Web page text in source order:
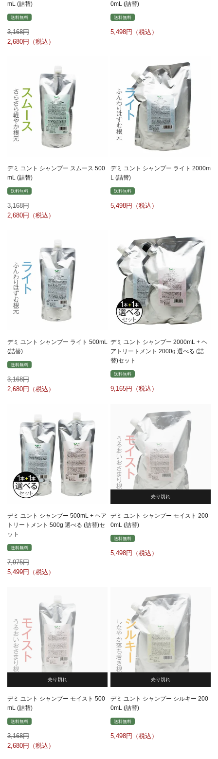
mL (詰替)
送料無料
3,168
2,680
0mL (詰替)
送料無料
5,498
デミ ユント シャンプー スムース 500
mL (詰替)
送料無料
3,168
2,680
デミ ユント シャンプー ライト 2000m
L (詰替)
送料無料
5,498
デミ ユント シャンプー ライト 500mL
(詰替)
送料無料
3,168
2,680
デミ ユント シャンプー 2000mL + ヘ
アトリートメント 2000g 選べる (詰
替)セット
送料無料
9,165
デミ ユント シャンプー 500mL + ヘア
トリートメント 500g 選べる (詰替)セ
ット
送料無料
7,975
5,499
売り切れ
デミ ユント シャンプー モイスト 200
0mL (詰替)
送料無料
5,498
売り切れ
デミ ユント シャンプー モイスト 500
mL (詰替)
送料無料
3,168
2,680
売り切れ
デミ ユント シャンプー シルキー 200
0mL (詰替)
送料無料
5,498